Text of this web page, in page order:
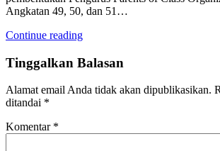
Angkatan 49, 50, dan 51…
Continue reading
Tinggalkan Balasan
Alamat email Anda tidak akan dipublikasikan.
ditandai *
Komentar *